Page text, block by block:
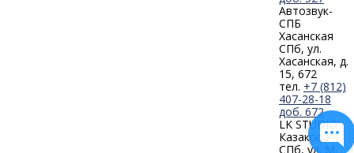
Автозвук-
СПБ
Хасанская
СПб, ул.
Хасанская, д.
15, 672
тел. +7 (812)
407-28-18
доб. 672
LK STUDIO
Казакова
СПб, ул. М.